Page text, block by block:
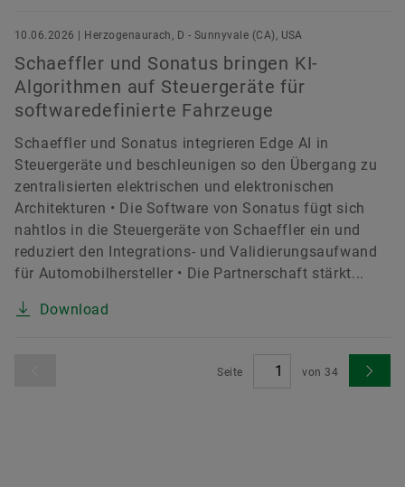
10.06.2026 | Herzogenaurach, D - Sunnyvale (CA), USA
Schaeffler und Sonatus bringen KI-
Algorithmen auf Steuergeräte für
softwaredefinierte Fahrzeuge
Schaeffler und Sonatus integrieren Edge AI in
Steuergeräte und beschleunigen so den Übergang zu
zentralisierten elektrischen und elektronischen
Architekturen • Die Software von Sonatus fügt sich
nahtlos in die Steuergeräte von Schaeffler ein und
reduziert den Integrations- und Validierungsaufwand
für Automobilhersteller • Die Partnerschaft stärkt...
Download
Seite von 34